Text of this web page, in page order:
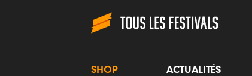
SHOP ACTUALITÉS